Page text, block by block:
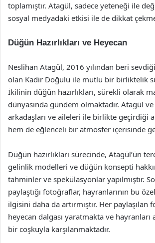
toplamıştır. Atagül, sadece yeteneği ile
sosyal medyadaki etkisi ile de dikkat
Düğün Hazırlıkları ve Heyecan
Neslihan Atagül, 2016 yılından beri
olan Kadir Doğulu ile mutlu bir birliktelik
İkilinin düğün hazırlıkları, sürekli olarak
dünyasında gündem olmaktadır. Atagül
arkadaşları ve aileleri ile birlikte geçirdiği
hem de eğlenceli bir atmosfer içerisinde
Düğün hazırlıkları sürecinde, Atagül’ün
gelinlik modelleri ve düğün konsepti
tahminler ve spekülasyonlar yapılmıştır.
paylaştığı fotoğraflar, hayranlarının bu
ilgisini daha da artırmıştır. Her
heyecan dalgası yaratmakta ve hayranları
bir coşkuyla karşılanmaktadır.